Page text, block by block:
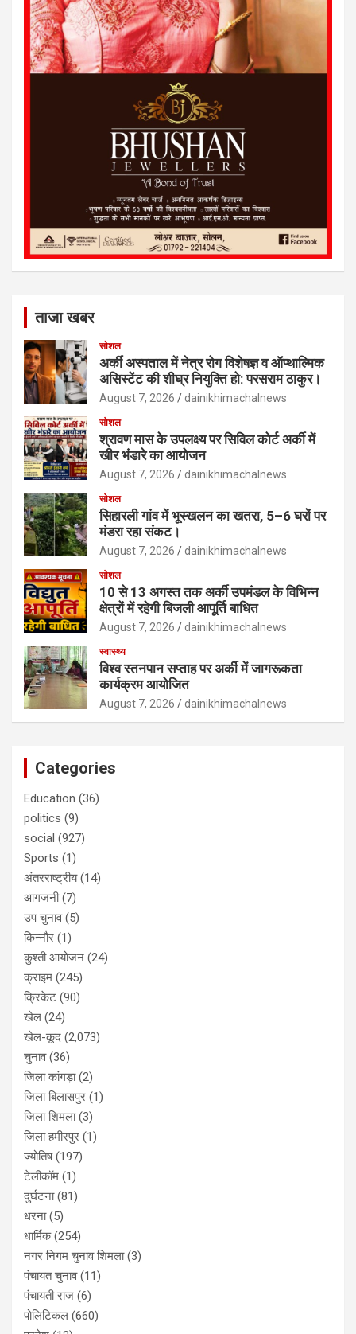
ताजा खबर
सोशल
अर्की अस्पताल में नेत्र रोग विशेषज्ञ व ऑप्थाल्मिक
असिस्टेंट की शीघ्र नियुक्ति हो: परसराम ठाकुर।
August 7, 2026 dainikhimachalnews
सोशल
श्रावण मास के उपलक्ष्य पर सिविल कोर्ट अर्की में
खीर भंडारे का आयोजन
August 7, 2026 dainikhimachalnews
सोशल
सिहारली गांव में भूस्खलन का खतरा, 5–6 घरों पर
मंडरा रहा संकट।
August 7, 2026 dainikhimachalnews
सोशल
10 से 13 अगस्त तक अर्की उपमंडल के विभिन्न
क्षेत्रों में रहेगी बिजली आपूर्ति बाधित
August 7, 2026 dainikhimachalnews
स्वास्थ्य
विश्व स्तनपान सप्ताह पर अर्की में जागरूकता
कार्यक्रम आयोजित
August 7, 2026 dainikhimachalnews
Categories
Education (36)
politics (9)
social (927)
Sports (1)
अंतरराष्ट्रीय(14)
आगजनी(7)
उप चुनाव(5)
किन्नौर (1)
कुश्ती आयोजन (24)
क्राइम (245)
क्रिकेट (90)
खेल (24)
खेल-कूद (2,073)
चुनाव(36)
जिला कांगड़ा(2)
जिला बिलासपुर (1)
जिला शिमला(3)
जिला हमीरपुर (1)
ज्योतिष(197)
टेलीकॉम (1)
दुर्घटना(81)
धरना(5)
धार्मिक(254)
नगर निगम चुनाव शिमला(3)
पंचायत चुनाव(11)
पंचायती राज (6)
पोलिटिकल (660)